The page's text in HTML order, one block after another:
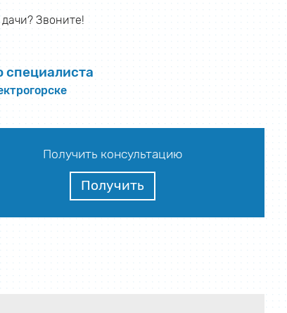
Звоните!
специалиста
Получить консультацию
Получить